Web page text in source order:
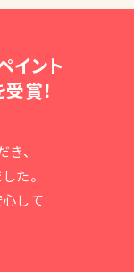
イント
賞！
、
た。
して